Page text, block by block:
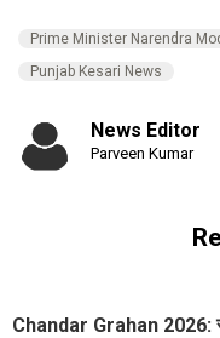
Prime Minister Narendra
Punjab Kesari News
News Editor
Parveen Kumar
Chandar Grahan 2026: